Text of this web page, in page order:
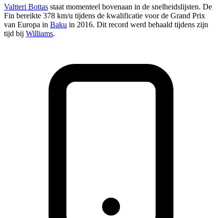
Valtteri Bottas staat momenteel bovenaan in de snelheidslijsten. De
Fin bereikte 378 km/u tijdens de kwalificatie voor de Grand Prix
van Europa in Baku in 2016. Dit record werd behaald tijdens zijn
tijd bij Williams.